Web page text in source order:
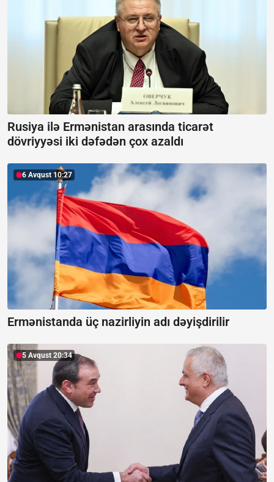
Rusiya ilə Ermənistan arasında ticarət
dövriyyəsi iki dəfədən çox azaldı
6 Avqust 10:27
Ermənistanda üç nazirliyin adı dəyişdirilir
5 Avqust 20:34